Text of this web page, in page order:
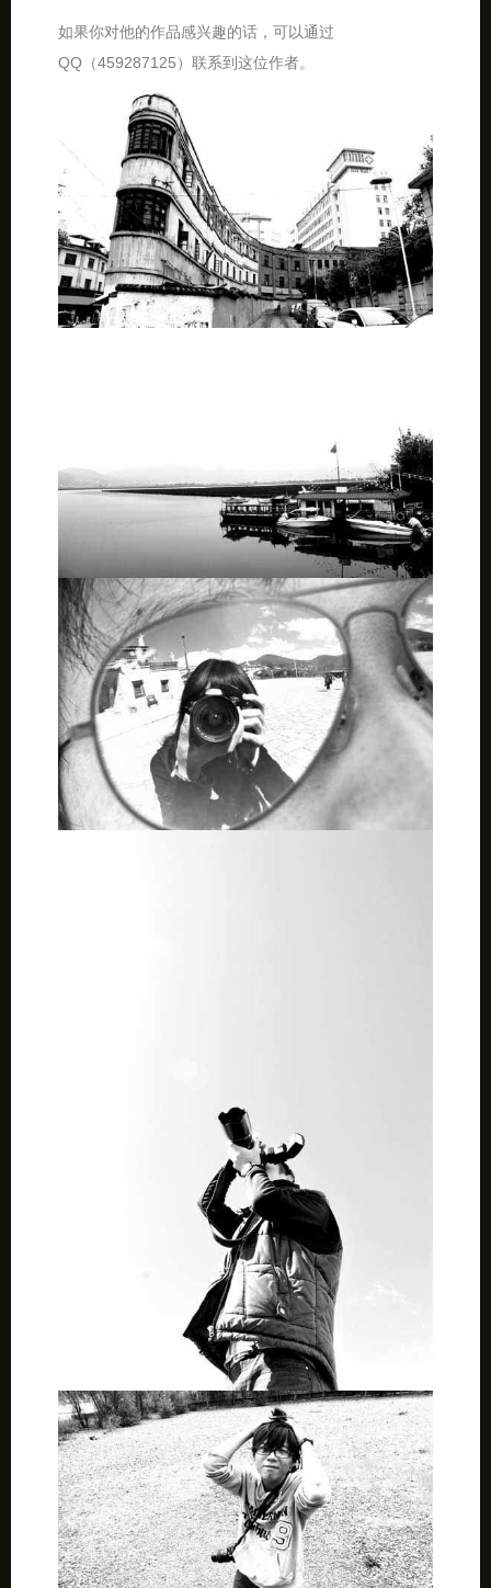
如果你对他的作品感兴趣的话，可以通过
QQ（459287125）联系到这位作者。